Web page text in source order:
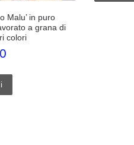
Le opzioni possono essere scelte
Malu’ in puro
a grana di
colori